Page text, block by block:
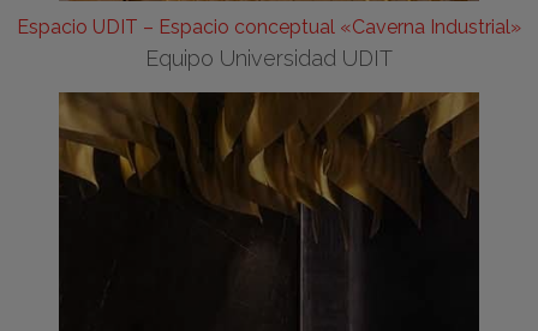
Espacio UDIT – Espacio conceptual «Caverna Industrial»
Equipo Universidad UDIT